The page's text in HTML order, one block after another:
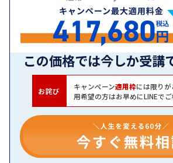
この価格では今しか受講
お詫び キャンペーン適用枠には限りが
用希望の方はお早めにLINEでご